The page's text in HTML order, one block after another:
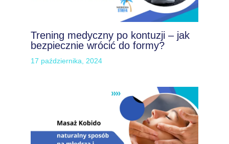
Trening medyczny po kontuzji – jak
bezpiecznie wrócić do formy?
17 października, 2024